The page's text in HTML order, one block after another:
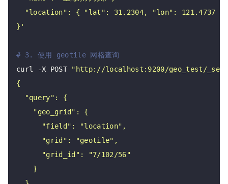
}'
# 3. 使用 geotile 网格查询
curl -X POST
"http://localhost:9200/geo_test/